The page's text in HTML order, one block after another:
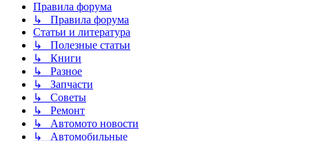
Правила форума
↳ Правила форума
Статьи и литература
↳ Полезные статьи
↳ Книги
↳ Разное
↳ Запчасти
↳ Советы
↳ Ремонт
↳ Автомото новости
↳ Автомобильные